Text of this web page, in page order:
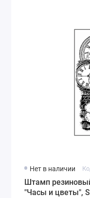
Нет в наличии
Штамп
"Часы и цветы",